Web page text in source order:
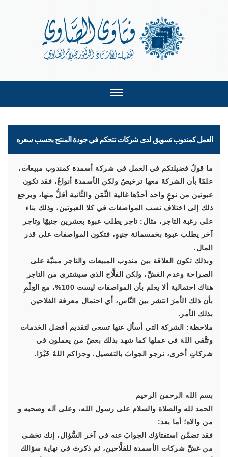
العمل كمندوب تسويق لدى شركات تتحكم في جودة المنتج بحسب سعره
ما قولُ فضيلتكم في العمل في شركة أسمدة كمندوب مبيعات،
علمًا بأن الشركةَ معها ترخيصٌ ولكن الأسمدةَ أنواعٌ، فقد تكون
عبوتين من نوعٍ واحد أحدُها غالية الثَّمَن والثَّانية أقلُّ منها، ويرجع
ذلك إلى اختلاف نسب المواصفات في كلا العبوتين، وذلك بناء
على رغبة التاجر، مثال: تاجر يطلب عبوة بعشرين جنيهًا وتاجر
آخر يطلب عبوة بخمسمائة جنيهٍ، فتكون المواصفات على قدر
المال.
وبذلك تكون العلاقة بين مندوب المبيعات والتاجر مبنيَّة على
الصراحة وعدم الغشِّ، ولكن الفلَّاح الذي سيشتري من التاجر
هناك احتمالية ألا يعلم بأن المواصفات ليست 100%، مع العِلْمِ
بأن ذلك الأمرَ انتشر بين النَّاس، أي احتمال معرفة الفلاحين
بذلك الأمر.
ملاحظة: الشركة التي أسأل عنها تسعى لتقديم أفضل الخدمات
وتتَّقي اللهَ في عملها كما شهد بذلك بعضُ من يعملون في
شركاتٍ أخرى، نرجو الجوابَ بالتفصيل. وجزاكم اللهُ خَيْرًا.
بسم الله الرحمن الرحيم
الحمد لله والصلاة والسلام على رسول الله، وعلى آله وصحبه و
من والاه؛ أما بعد:
فقد تضمَّن استفتاؤك الجوابَ عنه في آخر السُّؤال، إنك تخشى
من غشِّ شركات الأسمدة للفلَّاحين، ثم ذكرتَ في نهاية سؤالك